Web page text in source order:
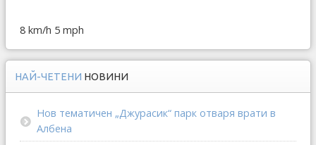
8 km/h 5 mph
НАЙ-ЧЕТЕНИ НОВИНИ
Нов тематичен „Джурасик“ парк отваря врати в
Албена